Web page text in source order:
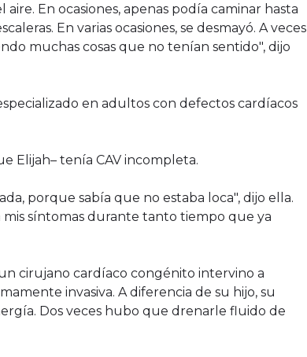
En ocasiones, apenas podía caminar hasta
En varias ocasiones, se desmayó. A veces
muchas cosas que no tenían sentido", dijo
en adultos con defectos cardíacos
Elijah– tenía CAV incompleta.
porque sabía que no estaba loca", dijo ella.
mis síntomas durante tanto tiempo que ya
cirujano cardíaco congénito intervino a
invasiva. A diferencia de su hijo, su
Dos veces hubo que drenarle fluido de